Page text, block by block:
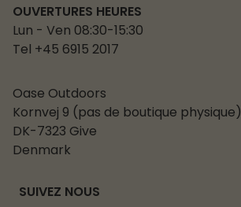
OUVERTURES HEURES
Lun - Ven 08:30-15:30
Tel +45 6915 2017
Oase Outdoors
Kornvej 9 (pas de boutique physique)
DK-7323 Give
Denmark
SUIVEZ NOUS